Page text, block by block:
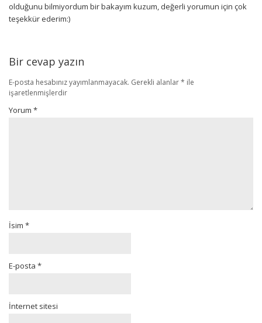
olduğunu bilmiyordum bir bakayım kuzum, değerli yorumun için çok
teşekkür ederim:)
Bir cevap yazın
E-posta hesabınız yayımlanmayacak. Gerekli alanlar* ile
işaretlenmişlerdir
Yorum *
İsim *
E-posta *
İnternet sitesi